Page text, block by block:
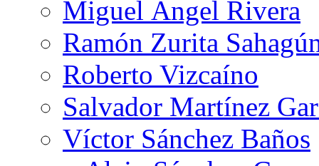
Miguel Ángel Rivera
Ramón Zurita
Roberto Vizcaíno
Salvador Martínez
Víctor Sánchez Baños